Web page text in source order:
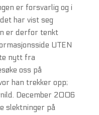
er forsvarlig og i
har vist seg
er derfor tenkt
UTEN
nytt fra
oss på
han trekker opp;
December 2006
slektninger på